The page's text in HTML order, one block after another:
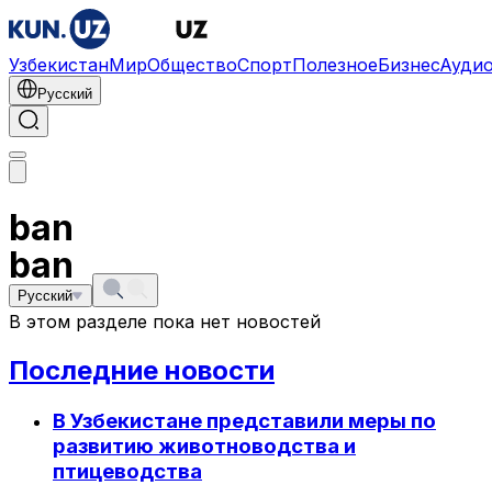
УзбекистанМирОбществоСпортПолезноеБизнес
Русский
ban
Русский
ban
В этом разделе пока нет новостей
Последние новости
В Узбекистане представили меры по
развитию животноводства и
птицеводства